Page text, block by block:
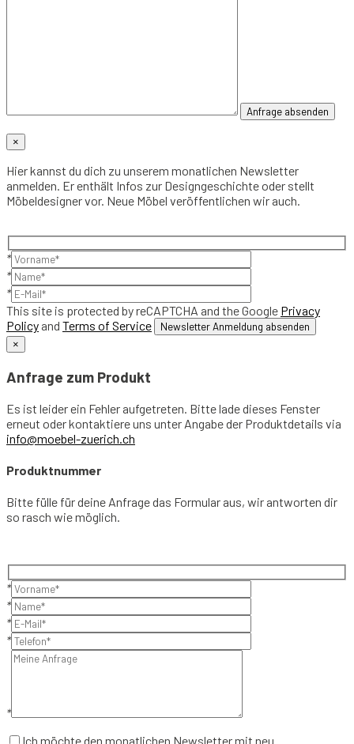
×
Hier kannst du dich zu unserem monatlichen Newsletter
anmelden. Er enthält Infos zur Designgeschichte oder stellt
Möbeldesigner vor. Neue Möbel veröffentlichen wir auch.
*
*
*
This site is protected by reCAPTCHA and the Google Privacy
Policy and Terms of Service
×
Anfrage zum Produkt
Es ist leider ein Fehler aufgetreten. Bitte lade dieses Fenster
erneut oder kontaktiere uns unter Angabe der Produktdetails via
info@moebel-zuerich.ch
Produktnummer
Bitte fülle für deine Anfrage das Formular aus, wir antworten dir
so rasch wie möglich.
*
*
*
*
*
Ich möchte den monatlichen Newsletter mit neu